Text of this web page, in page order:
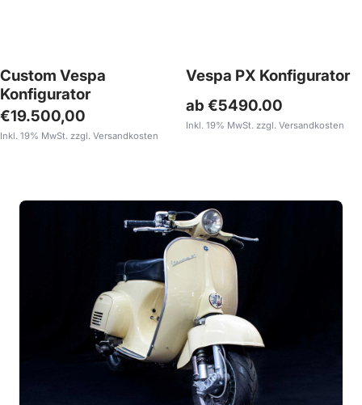
Custom Vespa
Konfigurator
Angebotspreis
€19.500,00
Inkl. 19% MwSt. zzgl. Versandkosten
Vespa PX Konfigurator
ab €5490.00
Inkl. 19% MwSt. zzgl. Versandkosten